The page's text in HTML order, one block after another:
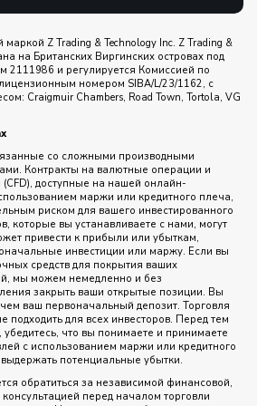
маркой Z Trading & Technology Inc. Z Trading &
на Британских Виргинских островах под
2111986 и регулируется Комиссией по
номером SIBA/L/23/1162, с
Craigmuir Chambers, Road Town, Tortola, VG
со сложными производными
Контракты на валютные операции и
доступные на нашей онлайн-
маржи или кредитного плеча,
риском для вашего инвестированного
которые вы устанавливаете с нами, могут
привести к прибыли или убыткам,
инвестиции или маржу. Если вы
средств для покрытия ваших
мы можем немедленно и без
закрыть ваши открытые позиции. Вы
ваш первоначальный депозит. Торговля
подходить для всех инвесторов. Перед тем
убедитесь, что вы понимаете и принимаете
с использованием маржи или кредитного
потенциальные убытки.
обратиться за независимой финансовой,
перед началом торговли